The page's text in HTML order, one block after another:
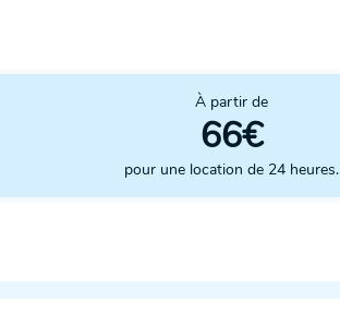
À partir de
66€
pour une location de 24 heures.